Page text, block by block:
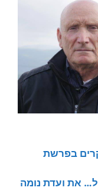
בפרשת
את ועדת נומה